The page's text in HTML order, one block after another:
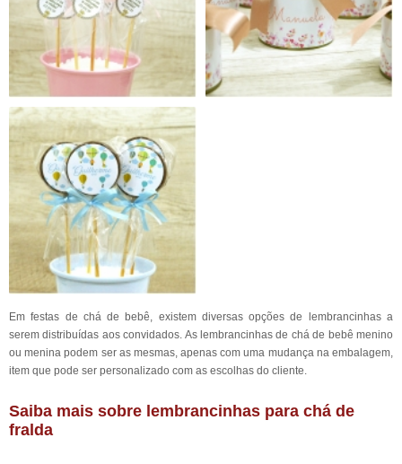
Em festas de chá de bebê, existem diversas opções de lembrancinhas a
serem distribuídas aos convidados. As lembrancinhas de chá de bebê menino
ou menina podem ser as mesmas, apenas com uma mudança na embalagem,
item que pode ser personalizado com as escolhas do cliente.
Saiba mais sobre lembrancinhas para chá de
fralda